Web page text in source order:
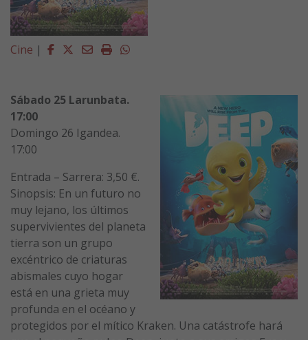
Cine | Facebook
Twitter
EmailImprimirWhatsapp
Sábado 25 Larunbata.
17:00
Domingo 26 Igandea.
17:00
Entrada – Sarrera: 3,50 €.
Sinopsis: En un futuro no
muy lejano, los últimos
supervivientes del planeta
tierra son un grupo
excéntrico de criaturas
abismales cuyo hogar
está en una grieta muy
profunda en el océano y
protegidos por el mítico Kraken. Una catástrofe hará